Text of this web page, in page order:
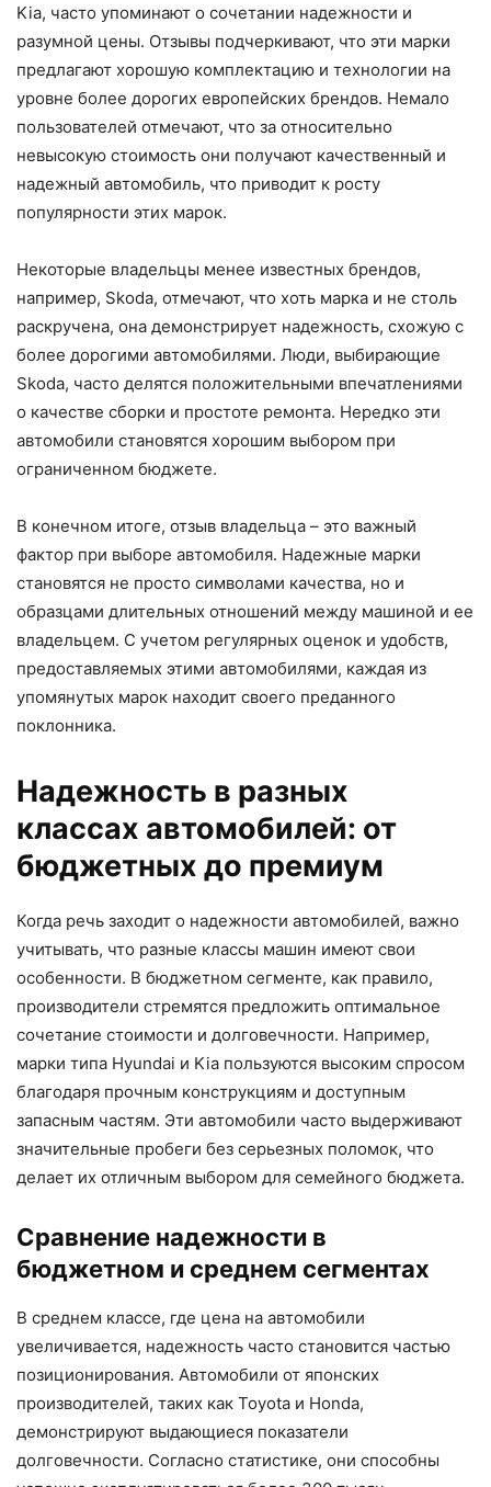
Kia, часто упоминают о сочетании надежности и
разумной цены. Отзывы подчеркивают, что эти марки
предлагают хорошую комплектацию и технологии на
уровне более дорогих европейских брендов. Немало
пользователей отмечают, что за относительно
невысокую стоимость они получают качественный и
надежный автомобиль, что приводит к росту
популярности этих марок.
Некоторые владельцы менее известных брендов,
например, Skoda, отмечают, что хоть марка и не столь
раскручена, она демонстрирует надежность, схожую с
более дорогими автомобилями. Люди, выбирающие
Skoda, часто делятся положительными впечатлениями
о качестве сборки и простоте ремонта. Нередко эти
автомобили становятся хорошим выбором при
ограниченном бюджете.
В конечном итоге, отзыв владельца – это важный
фактор при выборе автомобиля. Надежные марки
становятся не просто символами качества, но и
образцами длительных отношений между машиной и ее
владельцем. С учетом регулярных оценок и удобств,
предоставляемых этими автомобилями, каждая из
упомянутых марок находит своего преданного
поклонника.
Надежность в разных
классах автомобилей: от
бюджетных до премиум
Когда речь заходит о надежности автомобилей, важно
учитывать, что разные классы машин имеют свои
особенности. В бюджетном сегменте, как правило,
производители стремятся предложить оптимальное
сочетание стоимости и долговечности. Например,
марки типа Hyundai и Kia пользуются высоким спросом
благодаря прочным конструкциям и доступным
запасным частям. Эти автомобили часто выдерживают
значительные пробеги без серьезных поломок, что
делает их отличным выбором для семейного бюджета.
Сравнение надежности в
бюджетном и среднем сегментах
В среднем классе, где цена на автомобили
увеличивается, надежность часто становится частью
позиционирования. Автомобили от японских
производителей, таких как Toyota и Honda,
демонстрируют выдающиеся показатели
долговечности. Согласно статистике, они способны